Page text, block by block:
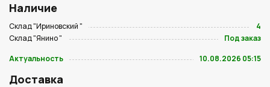
Наличие
Склад "Ириновский "
4
Склад "Янино "
Под заказ
Актуальность
10.08.2026 05:15
Доставка